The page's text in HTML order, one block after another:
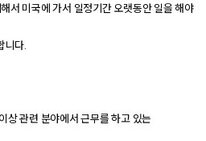
서 미국에 가서 일정기간 오랫동안 일을 해야
니다.
상 관련 분야에서 근무를 하고 있는